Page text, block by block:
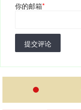
你的邮箱*
提交评论